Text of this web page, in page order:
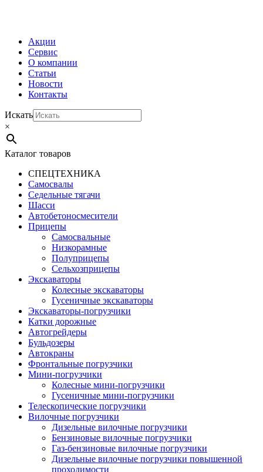
Акции
Сервис
О компании
Статьи
Новости
Контакты
Искать
×
Каталог товаров
СПЕЦТЕХНИКА
Самосвалы
Седельные тягачи
Шасси
Автобетоно­смесители
Прицепы
Самосвальные
Низкорамные
Полуприцепы
Сельхозприцепы
Экскаваторы
Колесные экскаваторы
Гусеничные экскаваторы
Экскаваторы-погрузчики
Катки дорожные
Автогрейдеры
Бульдозеры
Автокраны
Фронтальные погрузчики
Мини-погрузчики
Колесные мини-погрузчики
Гусеничные мини-погрузчики
Телескопические погрузчики
Вилочные погрузчики
Дизельные вилочные погрузчики
Бензиновые вилочные погрузчики
Газ-бензиновые вилочные погрузчики
Дизельные вилочные погрузчики повышенной
проходимости